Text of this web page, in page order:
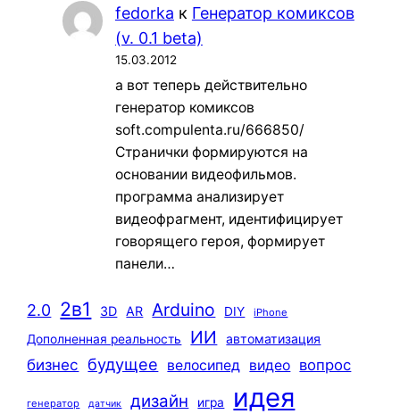
fedorka к Генератор комиксов
(v. 0.1 beta)
15.03.2012
а вот теперь действительно
генератор комиксов
soft.compulenta.ru/666850/
Странички формируются на
основании видеофильмов.
программа анализирует
видеофрагмент, идентифицирует
говорящего героя, формирует
панели…
2.0 2в1 3D AR Arduino DIY iPhone
Дополненная реальность ИИ автоматизация
бизнес будущее велосипед видео вопрос
генератор датчик дизайн игра идея